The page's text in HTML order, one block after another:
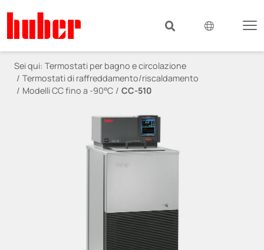
Sei qui: Termostati per bagno e circolazione
Termostati di raffreddamento/riscaldamento
Modelli CC fino a -90°C
CC-510